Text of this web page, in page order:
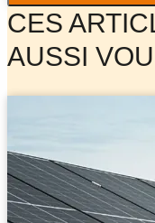
CES
AUSSI